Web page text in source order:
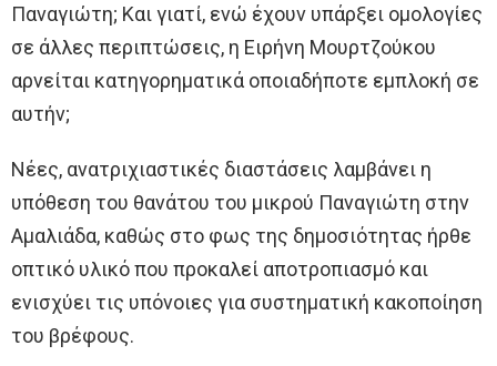
Παναγιώτη; Και γιατί, ενώ έχουν υπάρξει ομολογίες
σε άλλες περιπτώσεις, η Ειρήνη Μουρτζούκου
αρνείται κατηγορηματικά οποιαδήποτε εμπλοκή σε
αυτήν;
Νέες, ανατριχιαστικές διαστάσεις λαμβάνει η
υπόθεση του θανάτου του μικρού Παναγιώτη στην
Αμαλιάδα, καθώς στο φως της δημοσιότητας ήρθε
οπτικό υλικό που προκαλεί αποτροπιασμό και
ενισχύει τις υπόνοιες για συστηματική κακοποίηση
του βρέφους.